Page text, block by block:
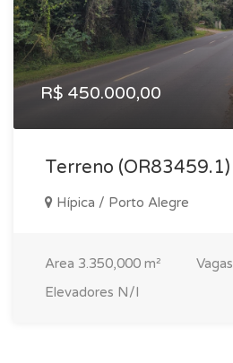
R$ 450.000,00
Terreno (OR83459.1)
Hípica / Porto Alegre
Area 3.350,000 m² Vagas
Elevadores N/I